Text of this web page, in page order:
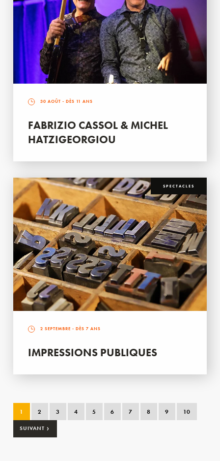
30 AOÛT - DÈS 11 ANS
FABRIZIO CASSOL & MICHEL
HATZIGEORGIOU
SPECTACLES
2 SEPTEMBRE - DÈS 7 ANS
IMPRESSIONS PUBLIQUES
1 2 3 4 5 6 7 8 9 10
SUIVANT ›